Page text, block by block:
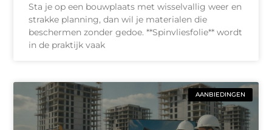
Sta je op een bouwplaats met wisselvallig weer en
strakke planning, dan wil je materialen die
beschermen zonder gedoe. **Spinvliesfolie** wordt
in de praktijk vaak
AANBIEDINGEN